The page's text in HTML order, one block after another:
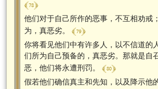
﴾ 78 ﴿
他们对于自己所作的恶事，不互相劝戒
为，真恶劣。 ﴾ 79 ﴿
你将看见他们中有许多人，以不信道的
们所为自己预备的，真恶劣。那就是自
恶，他们将永遭刑罚。 ﴾ 80 ﴿
假若他们确信真主和先知，以及降示他